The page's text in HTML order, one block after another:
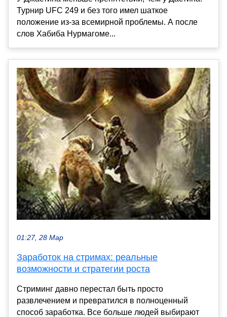
Турнир UFC 249 и без того имел шаткое
положение из-за всемирной проблемы. А после
слов Хабиба Нурмагоме...
01:27, 28 Мар
Заработок на стримах: реальные
возможности и стратегии роста
Стриминг давно перестал быть просто
развлечением и превратился в полноценный
способ заработка. Все больше людей выбирают